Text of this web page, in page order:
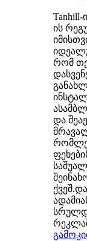
ის
რომ
და